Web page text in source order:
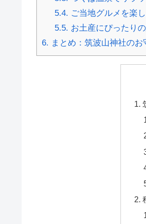
5.4. ご当地グルメを楽
5.5. お土産にぴったり
6. まとめ：筑波山神社の